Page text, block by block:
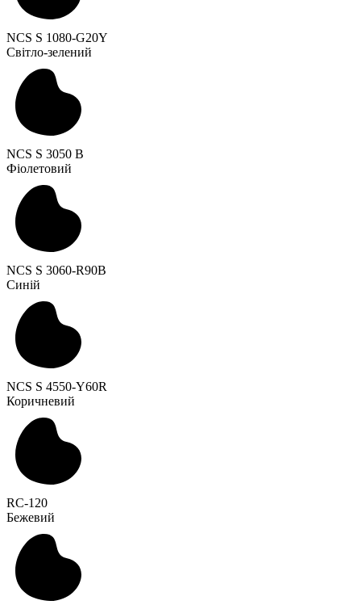
NCS S 1080-G20Y
Світло-зелений
NCS S 3050 B
Фіолетовий
NCS S 3060-R90B
Синій
NCS S 4550-Y60R
Коричневий
RC-120
Бежевий